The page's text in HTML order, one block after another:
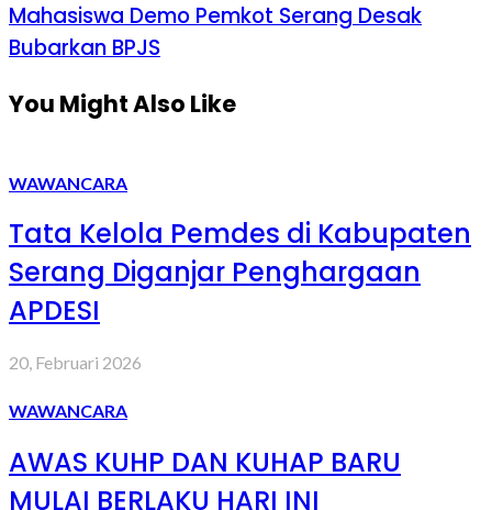
Mahasiswa Demo Pemkot Serang Desak
Bubarkan BPJS
You Might Also Like
WAWANCARA
Tata Kelola Pemdes di Kabupaten
Serang Diganjar Penghargaan
APDESI
20, Februari 2026
WAWANCARA
AWAS KUHP DAN KUHAP BARU
MULAI BERLAKU HARI INI